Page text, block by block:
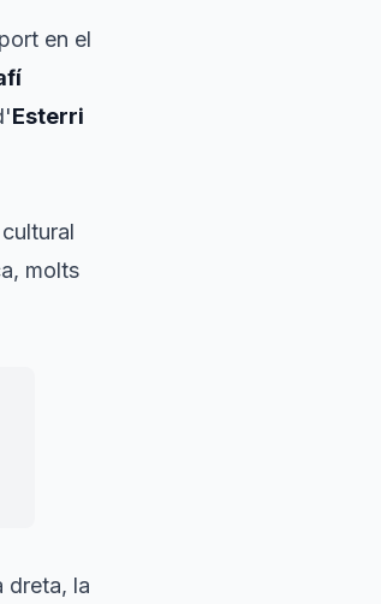
en el
Esterri
molts
dreta, la